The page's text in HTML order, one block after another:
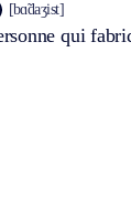
[bɑ̃daʒist]
qui